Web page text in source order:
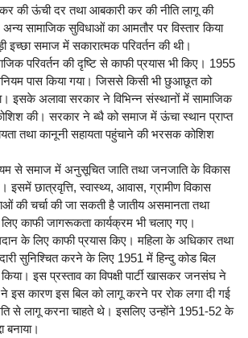
की ऊंची दर तथा आबकारी कर की नीति लागू की
अन्य सामाजिक सुविधाओं का आमतौर पर विस्तार किया
समाज में सकारात्मक परिवर्तन की थी।
परिवर्तन की दृष्टि से काफी प्रयास भी किए। 1955
पास किया गया। जिससे किसी भी छुआछूत को
इसके अलावा सरकार ने विभिन्न संस्थानों में सामाजिक
की। सरकार ने ब्धै को समाज में ऊंचा स्थान प्राप्त
तथा कानूनी सहायता पहुंचाने की भरसक कोशिश
से समाज में अनुसूचित जाति तथा जनजाति के विकास
इसमें छात्रवृत्ति, स्वास्थ्य, आवास, ग्रामीण विकास
की चर्चा की जा सकती है जातीय असमानता तथा
काफी जागरूकता कार्यक्रम भी चलाए गए।
के लिए काफी प्रयास किए। महिला के अधिकार तथा
सुनिश्चित करने के लिए 1951 में हिन्दु कोड बिल
इस प्रस्ताव का विपक्षी पार्टी खासकर जनसंघ ने
ने इस कारण इस बिल को लागू करने पर रोक लगा दी गई
से लागू करना चाहते थे। इसलिए उन्होंने 1951-52 के
बनाया।